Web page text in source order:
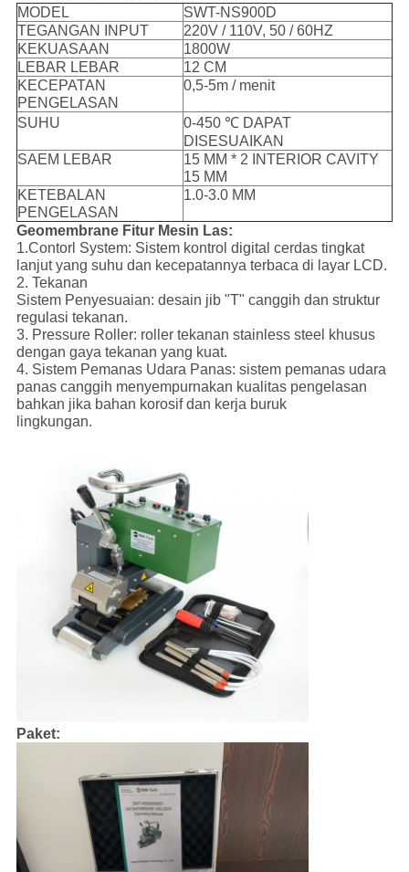
MODEL
SWT-NS900D
TEGANGAN INPUT
220V / 110V, 50 / 60HZ
KEKUASAAN
1800W
LEBAR LEBAR
12 CM
KECEPATAN
PENGELASAN
0,5-5m / menit
SUHU
0-450 ℃ DAPAT
DISESUAIKAN
SAEM LEBAR
15 MM * 2 INTERIOR CAVITY
15 MM
KETEBALAN
PENGELASAN
1.0-3.0 MM
GeomembraneFitur Mesin Las:
1.Contorl System: Sistem kontrol digital cerdas tingkat
lanjut yang suhu dan kecepatannya terbaca di layar LCD.
2. Tekanan
Sistem Penyesuaian: desain jib "T" canggih dan struktur
regulasi tekanan.
3. Pressure Roller: roller tekanan stainless steel khusus
dengan gaya tekanan yang kuat.
4. Sistem Pemanas Udara Panas: sistem pemanas udara
panas canggih menyempurnakan kualitas pengelasan
bahkan jika bahan korosif dan kerja buruk
lingkungan.
Paket: